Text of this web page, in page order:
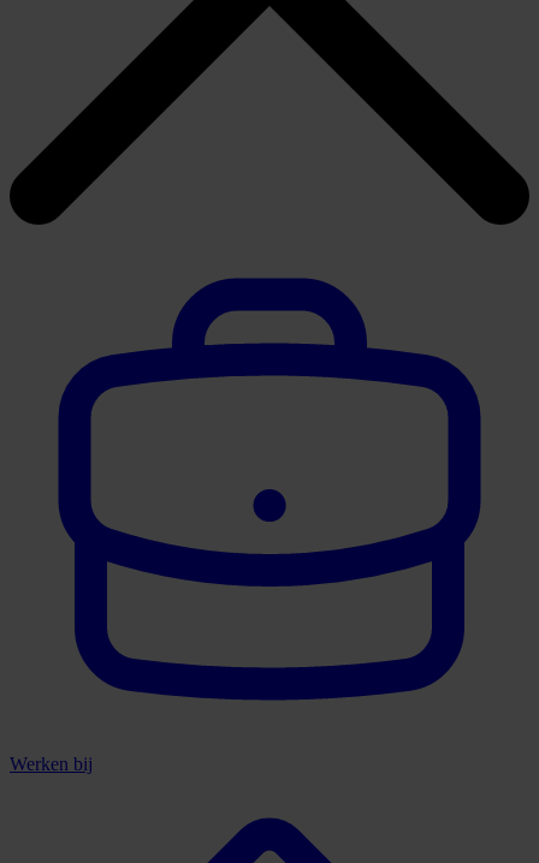
Werken bij